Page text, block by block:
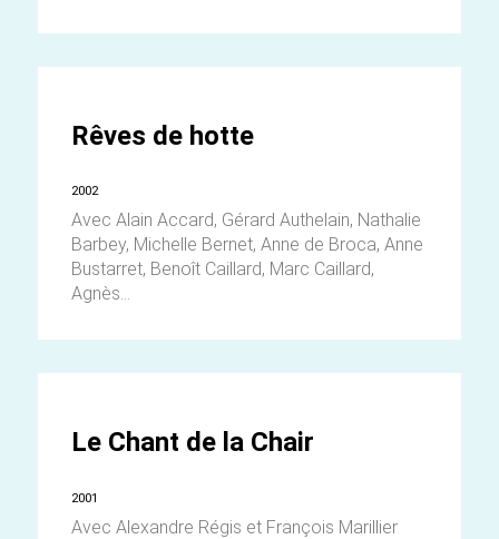
Rêves de hotte
2002
Avec Alain Accard, Gérard Authelain, Nathalie
Barbey, Michelle Bernet, Anne de Broca, Anne
Bustarret, Benoît Caillard, Marc Caillard,
Agnès...
Le Chant de la Chair
2001
Avec Alexandre Régis et François Marillier